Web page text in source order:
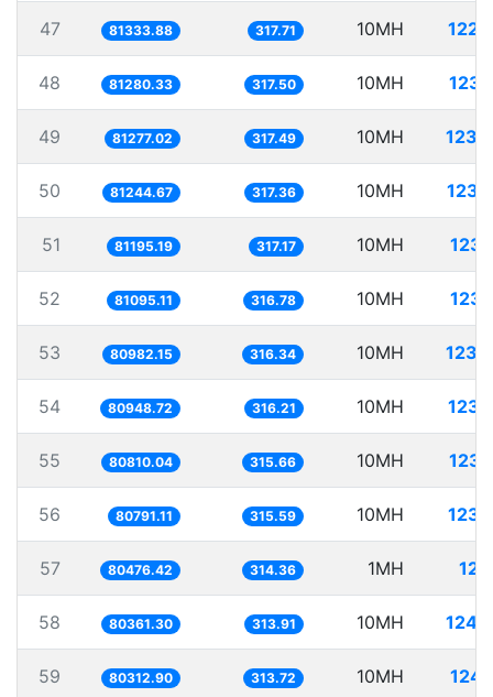
47 81333.88 317.71 10MH
48 81280.33 317.50 10MH
49 81277.02 317.49 10MH
50 81244.67 317.36 10MH
51 81195.19 317.17 10MH
52 81095.11 316.78 10MH
53 80982.15 316.34 10MH
54 80948.72 316.21 10MH
55 80810.04 315.66 10MH
56 80791.11 315.59 10MH
57 80476.42 314.36 1MH
58 80361.30 313.91 10MH
59 80312.90 313.72 10MH